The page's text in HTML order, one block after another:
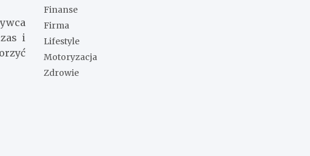
i
Finanse
Firma
Lifestyle
Motoryzacja
Zdrowie